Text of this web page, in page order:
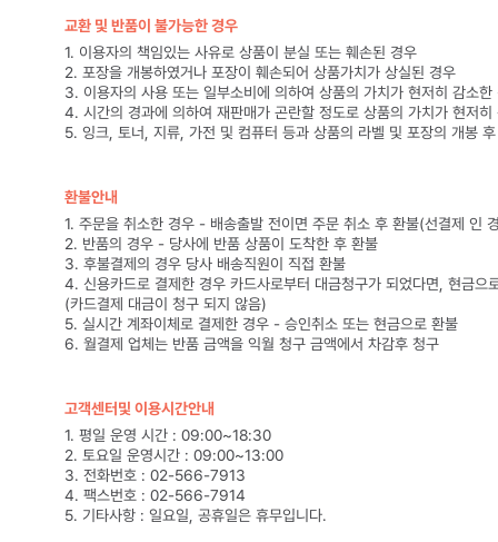
교환 및 반품이 불가능한 경우
1. 이용자의 책임있는 사유로 상품이 분실 또는 훼손된 경우
2. 포장을 개봉하였거나 포장이 훼손되어 상품가치가 상실된 경우
3. 이용자의 사용 또는 일부소비에 의하여 상품의 가치가 현저히 감소한
4. 시간의 경과에 의하여 재판매가 곤란할 정도로 상품의 가치가 현저히
5. 잉크, 토너, 지류, 가전 및 컴퓨터 등과 상품의 라벨 및 포장의 개봉
환불안내
1. 주문을 취소한 경우 - 배송출발 전이면 주문 취소 후 환불(선결제 인
2. 반품의 경우 - 당사에 반품 상품이 도착한 후 환불
3. 후불결제의 경우 당사 배송직원이 직접 환불
4. 신용카드로 결제한 경우 카드사로부터 대금청구가 되었다면, 현금
(카드결제 대금이 청구 되지 않음)
5. 실시간 계좌이체로 결제한 경우 - 승인취소 또는 현금으로 환불
6. 월결제 업체는 반품 금액을 익월 청구 금액에서 차감후 청구
고객센터및 이용시간안내
1. 평일 운영 시간 : 09:00~18:30
2. 토요일 운영시간 : 09:00~13:00
3. 전화번호 : 02-566-7913
4. 팩스번호 : 02-566-7914
5. 기타사항 : 일요일, 공휴일은 휴무입니다.